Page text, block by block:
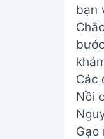
bạn
Các
Nồi
Gạo